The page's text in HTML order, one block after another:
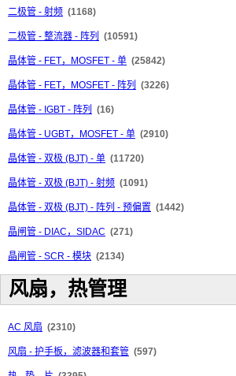
二极管 - 射频 (1168)
二极管 - 整流器 - 阵列 (10591)
晶体管 - FET，MOSFET - 单 (25842)
晶体管 - FET，MOSFET - 阵列 (3226)
晶体管 - IGBT - 阵列 (16)
晶体管 - UGBT，MOSFET - 单 (2910)
晶体管 - 双极 (BJT) - 单 (11720)
晶体管 - 双极 (BJT) - 射频 (1091)
晶体管 - 双极 (BJT) - 阵列 - 预偏置 (1442)
晶闸管 - DIAC，SIDAC (271)
晶闸管 - SCR - 模块 (2134)
风扇，热管理
AC 风扇 (2310)
风扇 - 护手板，滤波器和套管 (597)